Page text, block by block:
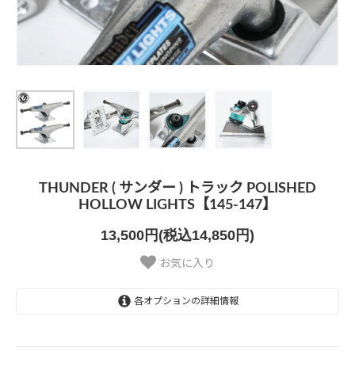
THUNDER ( サンダー ) トラック POLISHED
HOLLOW LIGHTS【145-147】
13,500円(税込14,850円)
お気に入り
各オプションの詳細情報